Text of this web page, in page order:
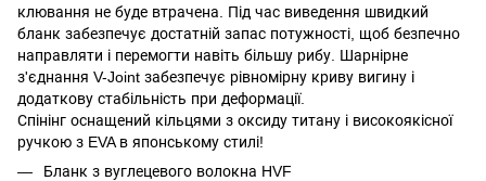
клювання не буде втрачена. Під час виведення швидкий
бланк забезпечує достатній запас потужності, щоб безпечно
направляти і перемогти навіть більшу рибу. Шарнірне
з'єднання V-Joint забезпечує рівномірну криву вигину і
додаткову стабільність при деформації.
Спінінг оснащений кільцями з оксиду титану і високоякісної
ручкою з EVA в японському стилі!
Бланк з вуглецевого волокна HVF